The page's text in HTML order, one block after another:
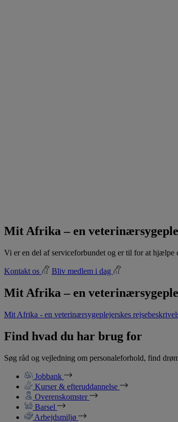
Mit Afrika – en
Vi er en del af serviceforbundet og er til for at
Kontakt os Bliv medlem i dag
Mit Afrika – en
Mit Afrika - en veterinærsygeplejerskes
Find hvad du har brug for
Søg råd og vejledning om personaleforhold, find
Jobbank
Kurser & efteruddannelse
Overenskomster
Barsel
Arbejdsmiljø